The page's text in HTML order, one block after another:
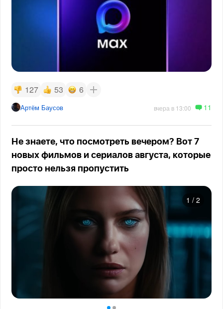
127 53 6
Артём Баусов вчера в 13:00 11
Не знаете, что посмотреть вечером? Вот 7
новых фильмов и сериалов августа, которые
просто нельзя пропустить
1 / 2